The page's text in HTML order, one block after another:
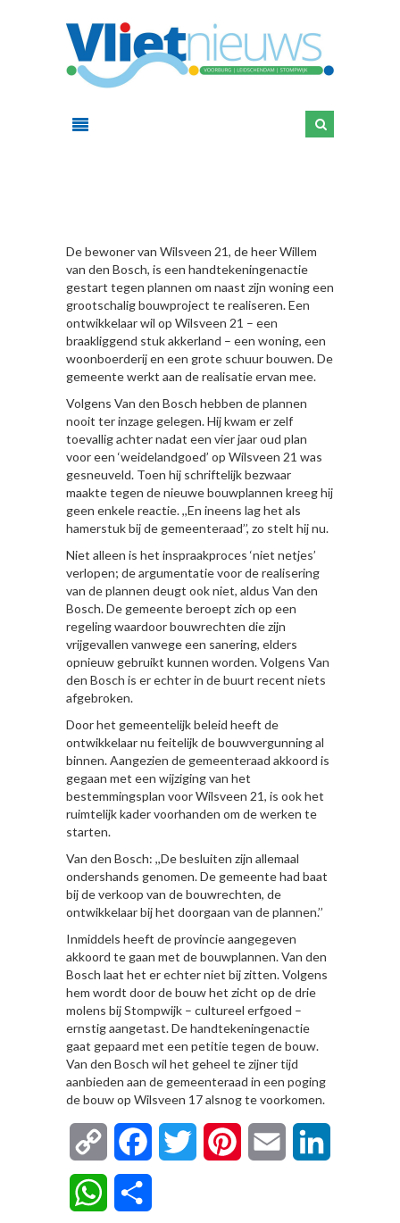
De bewoner van Wilsveen 21, de heer Willem
van den Bosch, is een handtekeningenactie
gestart tegen plannen om naast zijn woning een
grootschalig bouwproject te realiseren. Een
ontwikkelaar wil op Wilsveen 21 – een
braakliggend stuk akkerland – een woning, een
woonboerderij en een grote schuur bouwen. De
gemeente werkt aan de realisatie ervan mee.
Volgens Van den Bosch hebben de plannen
nooit ter inzage gelegen. Hij kwam er zelf
toevallig achter nadat een vier jaar oud plan
voor een ‘weidelandgoed’ op Wilsveen 21 was
gesneuveld. Toen hij schriftelijk bezwaar
maakte tegen de nieuwe bouwplannen kreeg hij
geen enkele reactie. ,,En ineens lag het als
hamerstuk bij de gemeenteraad’’, zo stelt hij nu.
Niet alleen is het inspraakproces ‘niet netjes’
verlopen; de argumentatie voor de realisering
van de plannen deugt ook niet, aldus Van den
Bosch. De gemeente beroept zich op een
regeling waardoor bouwrechten die zijn
vrijgevallen vanwege een sanering, elders
opnieuw gebruikt kunnen worden. Volgens Van
den Bosch is er echter in de buurt recent niets
afgebroken.
Door het gemeentelijk beleid heeft de
ontwikkelaar nu feitelijk de bouwvergunning al
binnen. Aangezien de gemeenteraad akkoord is
gegaan met een wijziging van het
bestemmingsplan voor Wilsveen 21, is ook het
ruimtelijk kader voorhanden om de werken te
starten.
Van den Bosch: ,,De besluiten zijn allemaal
ondershands genomen. De gemeente had baat
bij de verkoop van de bouwrechten, de
ontwikkelaar bij het doorgaan van de plannen.’’
Inmiddels heeft de provincie aangegeven
akkoord te gaan met de bouwplannen. Van den
Bosch laat het er echter niet bij zitten. Volgens
hem wordt door de bouw het zicht op de drie
molens bij Stompwijk – cultureel erfgoed –
ernstig aangetast. De handtekeningenactie
gaat gepaard met een petitie tegen de bouw.
Van den Bosch wil het geheel te zijner tijd
aanbieden aan de gemeenteraad in een poging
de bouw op Wilsveen 17 alsnog te voorkomen.
Copy
Link
FacebookTwitter Pinterest Email
WhatsApp